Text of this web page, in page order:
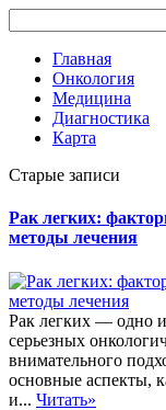
Главная
Онкология
Медицина
Диагностика
Карта
Старые записи
Рак легких:
методы лечения
Рак легких — одно
серьезных
внимательного
основные аспекты,
и... Читать»